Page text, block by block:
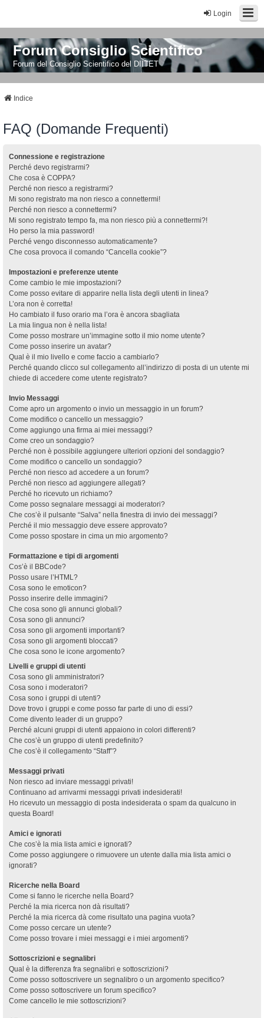
Login
Forum Consiglio Scientifico
Forum del Consiglio Scientifico del DIITET
Indice
FAQ (Domande Frequenti)
Connessione e registrazione
Perché devo registrarmi?
Che cosa è COPPA?
Perché non riesco a registrarmi?
Mi sono registrato ma non riesco a connettermi!
Perché non riesco a connettermi?
Mi sono registrato tempo fa, ma non riesco più a connettermi?!
Ho perso la mia password!
Perché vengo disconnesso automaticamente?
Che cosa provoca il comando “Cancella cookie”?
Impostazioni e preferenze utente
Come cambio le mie impostazioni?
Come posso evitare di apparire nella lista degli utenti in linea?
L’ora non è corretta!
Ho cambiato il fuso orario ma l’ora è ancora sbagliata
La mia lingua non è nella lista!
Come posso mostrare un’immagine sotto il mio nome utente?
Come posso inserire un avatar?
Qual è il mio livello e come faccio a cambiarlo?
Perché quando clicco sul collegamento all’indirizzo di posta di un utente mi
chiede di accedere come utente registrato?
Invio Messaggi
Come apro un argomento o invio un messaggio in un forum?
Come modifico o cancello un messaggio?
Come aggiungo una firma ai miei messaggi?
Come creo un sondaggio?
Perché non è possibile aggiungere ulteriori opzioni del sondaggio?
Come modifico o cancello un sondaggio?
Perché non riesco ad accedere a un forum?
Perché non riesco ad aggiungere allegati?
Perché ho ricevuto un richiamo?
Come posso segnalare messaggi ai moderatori?
Che cos’è il pulsante “Salva” nella finestra di invio dei messaggi?
Perché il mio messaggio deve essere approvato?
Come posso spostare in cima un mio argomento?
Formattazione e tipi di argomenti
Cos’è il BBCode?
Posso usare l’HTML?
Cosa sono le emoticon?
Posso inserire delle immagini?
Che cosa sono gli annunci globali?
Cosa sono gli annunci?
Cosa sono gli argomenti importanti?
Cosa sono gli argomenti bloccati?
Che cosa sono le icone argomento?
Livelli e gruppi di utenti
Cosa sono gli amministratori?
Cosa sono i moderatori?
Cosa sono i gruppi di utenti?
Dove trovo i gruppi e come posso far parte di uno di essi?
Come divento leader di un gruppo?
Perché alcuni gruppi di utenti appaiono in colori differenti?
Che cos’è un gruppo di utenti predefinito?
Che cos’è il collegamento “Staff”?
Messaggi privati
Non riesco ad inviare messaggi privati!
Continuano ad arrivarmi messaggi privati indesiderati!
Ho ricevuto un messaggio di posta indesiderata o spam da qualcuno in
questa Board!
Amici e ignorati
Che cos’è la mia lista amici e ignorati?
Come posso aggiungere o rimuovere un utente dalla mia lista amici o
ignorati?
Ricerche nella Board
Come si fanno le ricerche nella Board?
Perché la mia ricerca non dà risultati?
Perché la mia ricerca dà come risultato una pagina vuota?
Come posso cercare un utente?
Come posso trovare i miei messaggi e i miei argomenti?
Sottoscrizioni e segnalibri
Qual è la differenza fra segnalibri e sottoscrizioni?
Come posso sottoscrivere un segnalibro o un argomento specifico?
Come posso sottoscrivere un forum specifico?
Come cancello le mie sottoscrizioni?